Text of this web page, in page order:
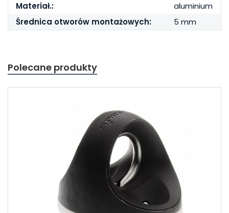
Materiał.:
aluminium
Średnica otworów montażowych:
5 mm
Polecane produkty